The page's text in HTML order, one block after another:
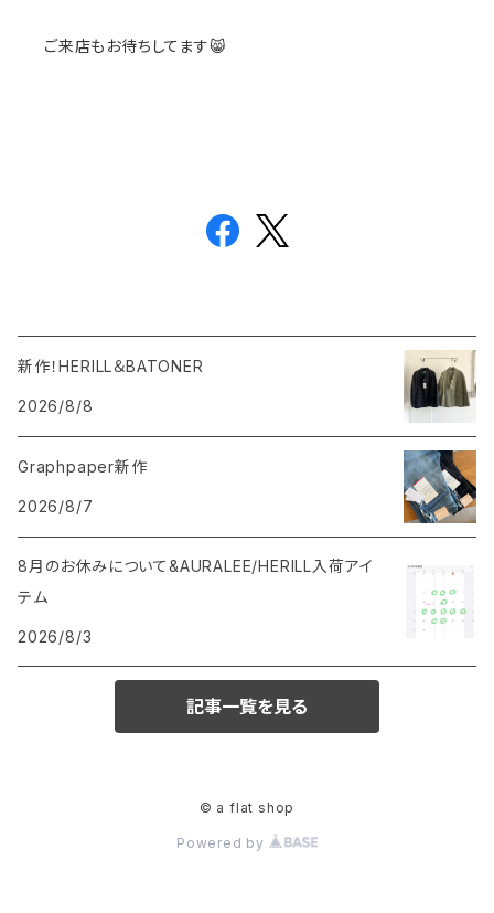
ご来店もお待ちしてます😸
新作！HERILL＆BATONER
2026/8/8
Graphpaper新作
2026/8/7
8月のお休みについて&AURALEE/HERILL入荷アイ
テム
2026/8/3
記事一覧を見る
© a flat shop
Powered by